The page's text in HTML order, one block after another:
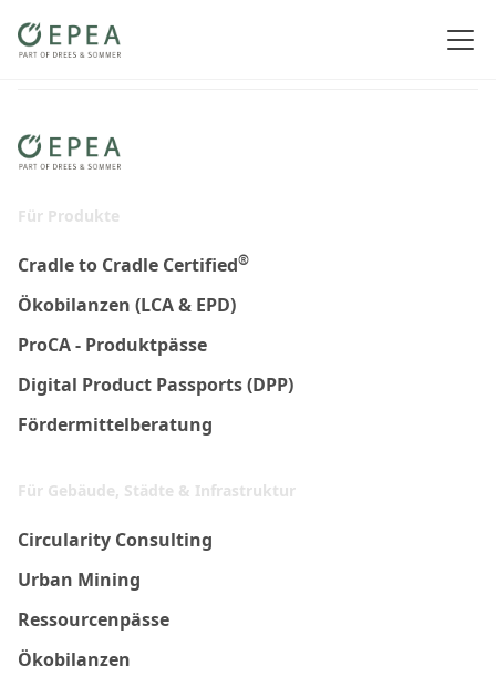
Für Produkte
Cradle to Cradle Certified®
Ökobilanzen (LCA & EPD)
ProCA - Produktpässe
Digital Product Passports (DPP)
Fördermittelberatung
Für Gebäude, Städte & Infrastruktur
Circularity Consulting
Urban Mining
Ressourcenpässe
Ökobilanzen